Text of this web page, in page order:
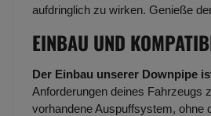
aufdringlich zu wirken. Genieße
EINBAU UND
Der Einbau unserer Downpipe
Anforderungen deines Fahrzeugs
vorhandene Auspuffsystem, ohne